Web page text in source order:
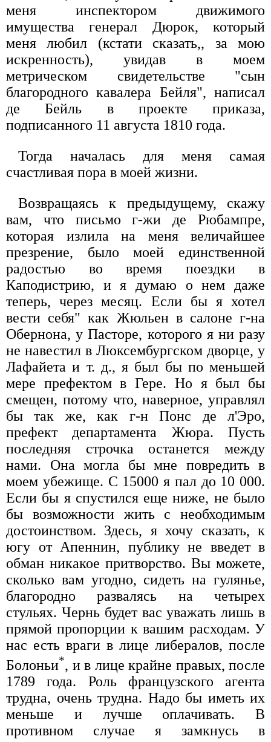
меня инспектором движимого
имущества генерал Дюрок, который
меня любил (кстати сказать,, за мою
искренность), увидав в моем
метрическом свидетельстве "сын
благородного кавалера Бейля", написал
де Бейль в проекте приказа,
подписанного 11 августа 1810 года.
Тогда началась для меня самая
счастливая пора в моей жизни.
Возвращаясь к предыдущему, скажу
вам, что письмо г-жи де Рюбампре,
которая излила на меня величайшее
презрение, было моей единственной
радостью во время поездки в
Каподистрию, и я думаю о нем даже
теперь, через месяц. Если бы я хотел
вести себя" как Жюльен в салоне г-на
Обернона, у Пасторе, которого я ни разу
не навестил в Люксембургском дворце, у
Лафайета и т. д., я был бы по меньшей
мере префектом в Гере. Но я был бы
смещен, потому что, наверное, управлял
бы так же, как г-н Понс де л'Эро,
префект департамента Жюра. Пусть
последняя строчка останется между
нами. Она могла бы мне повредить в
моем убежище. С 15000 я пал до 10 000.
Если бы я спустился еще ниже, не было
бы возможности жить с необходимым
достоинством. Здесь, я хочу сказать, к
югу от Апеннин, публику не введет в
обман никакое притворство. Вы можете,
сколько вам угодно, сидеть на гулянье,
благородно развалясь на четырех
стульях. Чернь будет вас уважать лишь в
прямой пропорции к вашим расходам. У
нас есть враги в лице либералов, после
Болоньи*, и в лице крайне правых, после
1789 года. Роль французского агента
трудна, очень трудна. Надо бы иметь их
меньше и лучше оплачивать. В
противном случае я замкнусь в